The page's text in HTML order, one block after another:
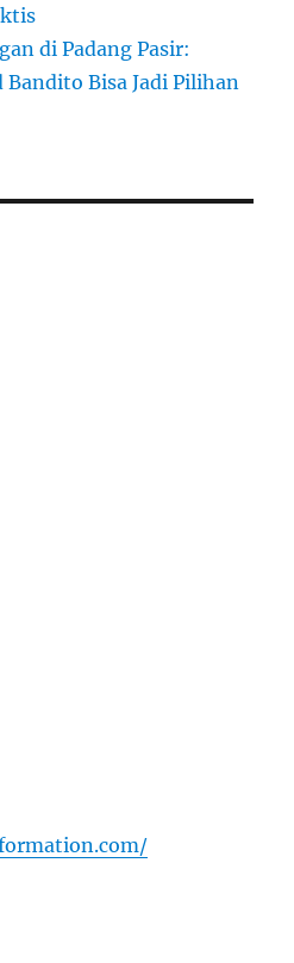
di Padang Pasir:
Bisa Jadi Pilihan